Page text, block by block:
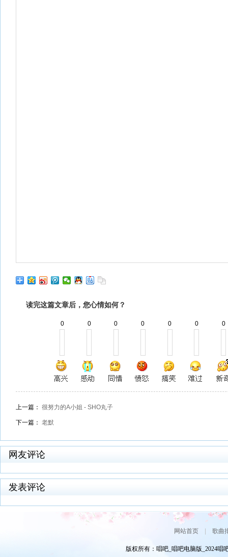
读完这篇文章后，您心情如何？
0 0 0 0 0 0 0
上一篇： 很努力的A小姐 - SHO丸子
下一篇： 老默
网友评论
发表评论
网站首页| 歌曲
版权所有：唱吧_唱吧电脑版_2024唱